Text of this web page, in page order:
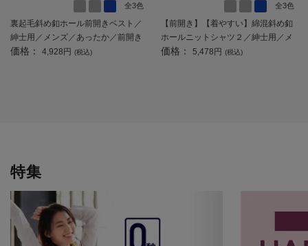
全3色
裏起毛斜め釦ホール前開きベスト／
紳士用／メンズ／あったか／前開き
／ベスト／シニア／高齢者 【CF】
価格： 4,928円 (税込)
全3色
【前開き】【着やすい】綿混斜め釦
ホールニットシャツ２／紳士用／メ
ンズ／シニア／高齢者／名前記入欄
価格： 5,478円 (税込)
特集